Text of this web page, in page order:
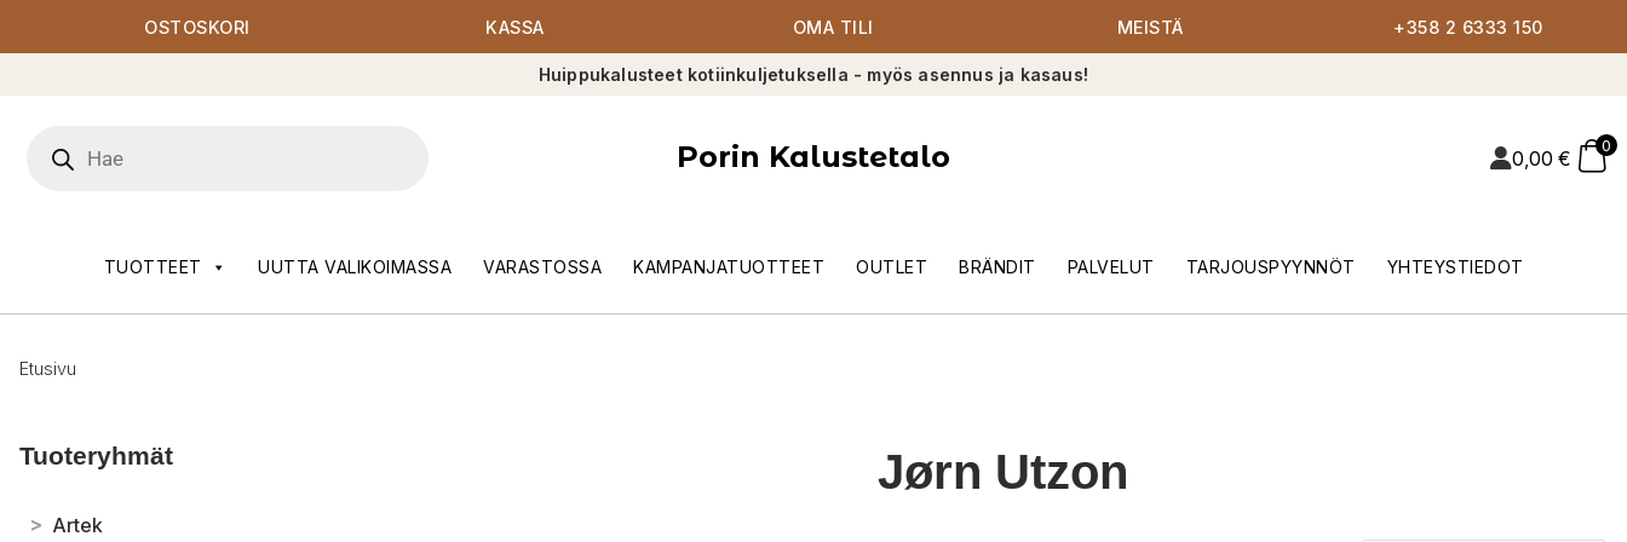
OSTOSKORI KASSA OMA TILI MEISTÄ +358 2 6333 150
Huippukalusteet kotiinkuljetuksella - myös asennus ja kasaus!
search
Porin Kalustetalo 0,00 €
0
TUOTTEET UUTTA VALIKOIMASSA VARASTOSSA KAMPANJATUOTTEET OUTLET BRÄNDIT PALVELUT TARJOUSPYYNNÖT YHTEYSTIEDOT
Etusivu
Tuoteryhmät
> Artek
Jørn Utzon